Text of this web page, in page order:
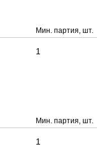
Мин. партия, шт.
1
Мин. партия, шт.
1